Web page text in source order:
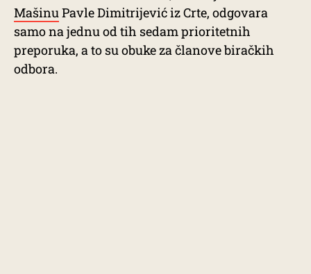
MašinuPavle Dimitrijević iz Crte, odgovara
samo na jednu od tih sedam prioritetnih
preporuka, a to su obuke za članove biračkih
odbora.